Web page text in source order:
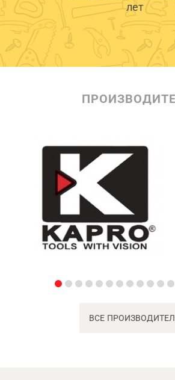
лет
ВСЕ